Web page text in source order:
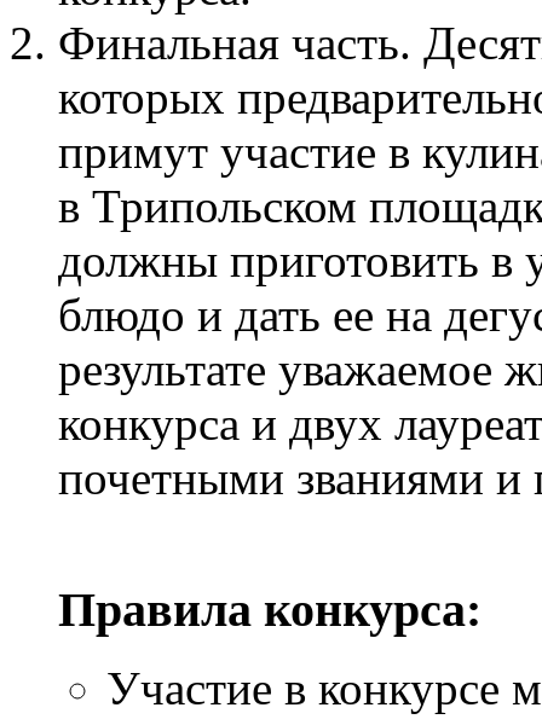
Финальная часть.
которых
примут участие в
в Трипольском
должны приготовить в
блюдо и дать ее на
результате уважаемое
конкурса и двух
почетными званиями и
Правила конкурса:
Участие в конкурсе